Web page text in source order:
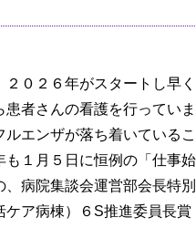
０２６年がスタートし早
患者さんの看護を行ってい
ルエンザが落ち着いている
１月５日に恒例の「仕事
、病院集談会運営部会長特
ケア病棟）６S推進委員長